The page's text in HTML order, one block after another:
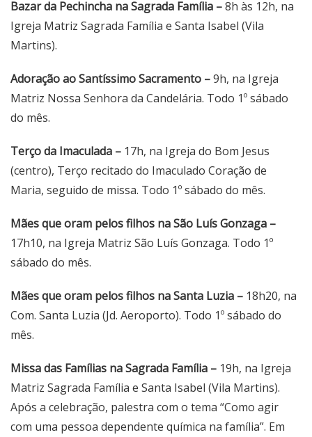
Bazar da Pechincha na Sagrada Família –8h às 12h, na
Igreja Matriz Sagrada Família e Santa Isabel (Vila
Martins).
Adoração ao Santíssimo Sacramento –9h, na Igreja
Matriz Nossa Senhora da Candelária. Todo 1º sábado
do mês.
Terço da Imaculada – 17h, na Igreja do Bom Jesus
(centro), Terço recitado do Imaculado Coração de
Maria, seguido de missa. Todo 1º sábado do mês.
Mães que oram pelos filhos na São Luís Gonzaga –
17h10, na Igreja Matriz São Luís Gonzaga. Todo 1º
sábado do mês.
Mães que oram pelos filhos na Santa Luzia – 18h20, na
Com. Santa Luzia (Jd. Aeroporto). Todo 1º sábado do
mês.
Missa das Famílias na Sagrada Família – 19h, na Igreja
Matriz Sagrada Família e Santa Isabel (Vila Martins).
Após a celebração, palestra com o tema “Como agir
com uma pessoa dependente química na família”. Em